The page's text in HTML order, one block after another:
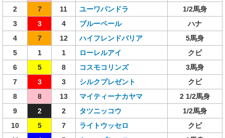
2
7 11 ユーワパンドラ
1/2馬身
3
3 4 ブルーペール
ハナ
4
7 12 ハイフレンドバリア
5馬身
5
1 1 ローレルアイ
クビ
6
5 8 コスモコリンズ
3馬身
7
3 3 シルクプレゼント
クビ
8
8 13 マイティーナカヤマ
2 1/2馬身
9
2 2 タツニッコウ
1/2馬身
10
5 7 ライトウッセロ
クビ